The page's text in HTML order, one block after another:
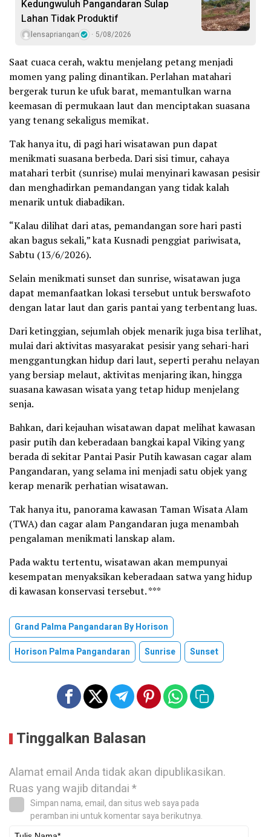
Kedungwuluh Pangandaran Sulap
Lahan Tidak Produktif ‎
lensapriangan 5/08/2026
Saat cuaca cerah, waktu menjelang petang menjadi
momen yang paling dinantikan. Perlahan matahari
bergerak turun ke ufuk barat, memantulkan warna
keemasan di permukaan laut dan menciptakan suasana
yang tenang sekaligus memikat.
Tak hanya itu, di pagi hari wisatawan pun dapat
menikmati suasana berbeda. Dari sisi timur, cahaya
matahari terbit (sunrise) mulai menyinari kawasan pesisir
dan menghadirkan pemandangan yang tidak kalah
menarik untuk diabadikan.
“Kalau dilihat dari atas, pemandangan sore hari pasti
akan bagus sekali,” kata Kusnadi penggiat pariwisata,
Sabtu (13/6/2026).
Selain menikmati sunset dan sunrise, wisatawan juga
dapat memanfaatkan lokasi tersebut untuk berswafoto
dengan latar laut dan garis pantai yang terbentang luas.
Dari ketinggian, sejumlah objek menarik juga bisa terlihat,
mulai dari aktivitas masyarakat pesisir yang sehari-hari
menggantungkan hidup dari laut, seperti perahu nelayan
yang bersiap melaut, aktivitas menjaring ikan, hingga
suasana kawasan wisata yang tetap hidup menjelang
senja.
Bahkan, dari kejauhan wisatawan dapat melihat kawasan
pasir putih dan keberadaan bangkai kapal Viking yang
berada di sekitar Pantai Pasir Putih kawasan cagar alam
Pangandaran, yang selama ini menjadi satu objek yang
kerap menarik perhatian wisatawan.
Tak hanya itu, panorama kawasan Taman Wisata Alam
(TWA) dan cagar alam Pangandaran juga menambah
pengalaman menikmati lanskap alam.
Pada waktu tertentu, wisatawan akan mempunyai
kesempatan menyaksikan keberadaan satwa yang hidup
di kawasan konservasi tersebut. ***
Grand Palma Pangandaran By Horison
Horison Palma Pangandaran
Sunrise Sunset
Tinggalkan Balasan
Alamat email Anda tidak akan dipublikasikan.
Ruas yang wajib ditandai*
Simpan nama, email, dan situs web saya pada
peramban ini untuk komentar saya berikutnya.